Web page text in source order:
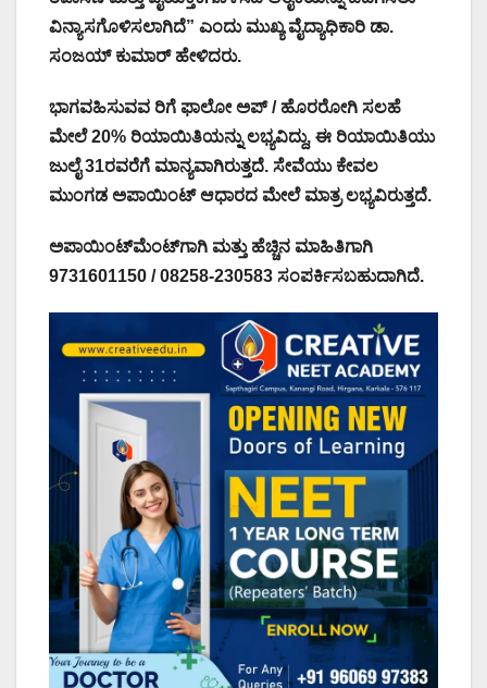
ವಿನ್ಯಾಸಗೊಳಿಸಲಾಗಿದೆ” ಎಂದು ಮುಖ್ಯ ವೈದ್ಯಾಧಿಕಾರಿ ಡಾ.
ಸಂಜಯ್ ಕುಮಾರ್ ಹೇಳಿದರು.
ಭಾಗವಹಿಸುವವ ರಿಗೆ ಫಾಲೋ ಅಪ್ / ಹೊರರೋಗಿ ಸಲಹೆ
ಮೇಲೆ 20% ರಿಯಾಯಿತಿಯನ್ನು ಲಭ್ಯವಿದ್ದು, ಈ ರಿಯಾಯಿತಿಯು
ಜುಲೈ 31ರವರೆಗೆ ಮಾನ್ಯವಾಗಿರುತ್ತದೆ. ಸೇವೆಯು ಕೇವಲ
ಮುಂಗಡ ಅಪಾಯಿಂಟ್‌ ಆಧಾರದ ಮೇಲೆ ಮಾತ್ರ ಲಭ್ಯವಿರುತ್ತದೆ.
ಅಪಾಯಿಂಟ್‌ಮೆಂಟ್‌ಗಾಗಿ ಮತ್ತು ಹೆಚ್ಚಿನ ಮಾಹಿತಿಗಾಗಿ
9731601150 / 08258-230583 ಸಂಪರ್ಕಿಸಬಹುದಾಗಿದೆ.